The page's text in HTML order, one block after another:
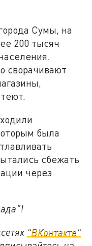
Сумы, на
200 тысяч
сворачивают
была
сбежать
через
"ВКонтакте"